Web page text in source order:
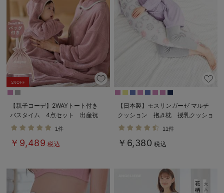
5%OFF
【親子コーデ】2WAYトート付き
バスタイム 4点セット 出産祝
い マタニティ・産後
1件
￥9,489 税込
【日本製】モスリンガーゼ マルチ
クッション 抱き枕 授乳クッショ
ン
11件
￥6,380 税込